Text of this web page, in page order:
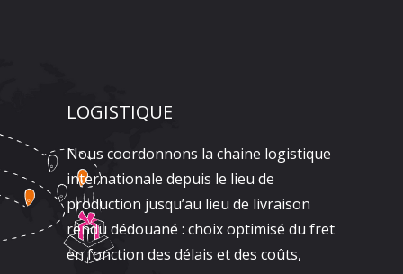
LOGISTIQUE
Nous coordonnons la chaine logistique
internationale depuis le lieu de
production jusqu’au lieu de livraison
rendu dédouané : choix optimisé du fret
en fonction des délais et des coûts,